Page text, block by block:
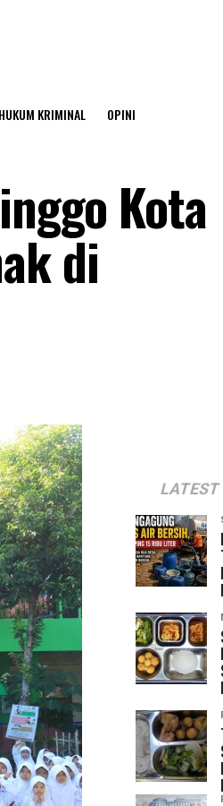
HUKUM KRIMINAL OPINI
Kota
di
LATEST